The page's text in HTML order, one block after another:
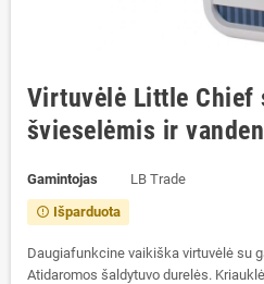
Virtuvėlė Little Chief
švieselėmis ir
Gamintojas LB Trade
error_outline Išparduota
Daugiafunkcine vaikiška virtuvėlė su
Atidaromos šaldytuvo durelės.